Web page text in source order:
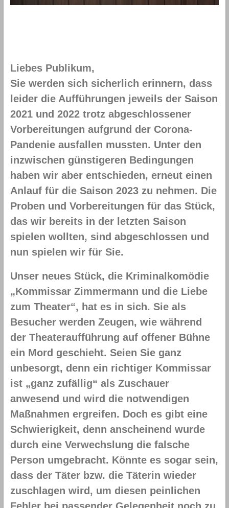
Liebes Publikum,
Sie werden sich sicherlich erinnern, dass
leider die Aufführungen jeweils der Saison
2021 und 2022 trotz abgeschlossener
Vorbereitungen aufgrund der Corona-
Pandenie ausfallen mussten. Unter den
inzwischen günstigeren Bedingungen
haben wir aber entschieden, erneut einen
Anlauf für die Saison 2023 zu nehmen. Die
Proben und Vorbereitungen für das Stück,
das wir bereits in der letzten Saison
spielen wollten, sind abgeschlossen und
nun spielen wir für Sie.
Unser neues Stück, die Kriminalkomödie
„Kommissar Zimmermann und die Liebe
zum Theater“, hat es in sich. Sie als
Besucher werden Zeugen, wie während
der Theateraufführung auf offener Bühne
ein Mord geschieht. Seien Sie ganz
unbesorgt, denn ein richtiger Kommissar
ist „ganz zufällig“ als Zuschauer
anwesend und wird die notwendigen
Maßnahmen ergreifen. Doch es gibt eine
Schwierigkeit, denn anscheinend wurde
durch eine Verwechslung die falsche
Person umgebracht. Könnte es sogar sein,
dass der Täter bzw. die Täterin wieder
zuschlagen wird, um diesen peinlichen